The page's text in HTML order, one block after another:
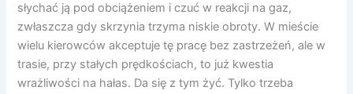
słychać ją pod obciążeniem i czuć w reakcji na gaz,
zwłaszcza gdy skrzynia trzyma niskie obroty. W mieście
wielu kierowców akceptuje tę pracę bez zastrzeżeń, ale w
trasie, przy stałych prędkościach, to już kwestia
wrażliwości na hałas. Da się z tym żyć. Tylko trzeba